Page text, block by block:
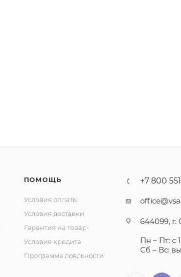
ПОМОЩЬ
Условия оплаты
Условия доставки
Гарантия на товар
Условия кредита
Программа лояльности
+7 800
644099, г.
Пн – Пт: с
Сб – Вс: